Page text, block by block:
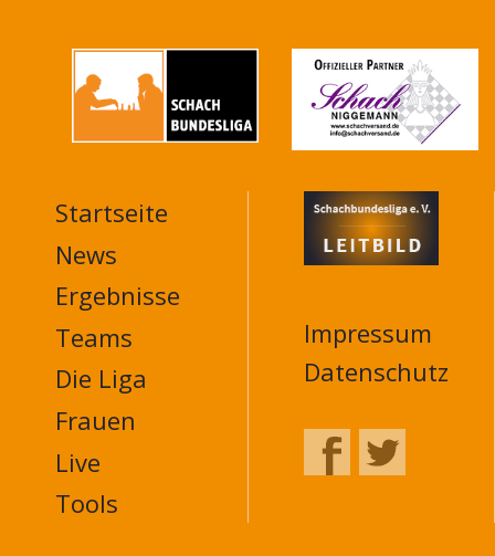
MAIN
NAVIGATION
FOOTER
Startseite
News
Ergebnisse
Teams
Die Liga
Frauen
Live
Tools
Impressum
Datenschutz